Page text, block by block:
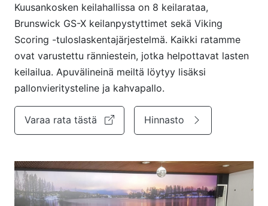
Kuusankosken keilahallissa on 8 keilarataa,
Brunswick GS-X keilanpystyttimet sekä Viking
Scoring -tuloslaskentajärjestelmä. Kaikki ratamme
ovat varustettu ränniestein, jotka helpottavat lasten
keilailua. Apuvälineinä meiltä löytyy lisäksi
pallonvieritysteline ja kahvapallo.
Varaa rata tästä Hinnasto